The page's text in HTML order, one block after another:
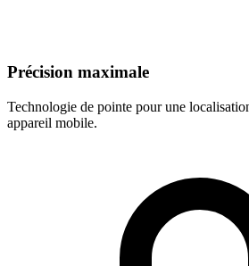
Précision maximale
Technologie de pointe pour une
appareil mobile.